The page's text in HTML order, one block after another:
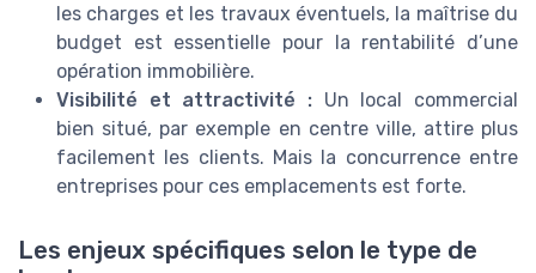
les charges et les travaux éventuels, la maîtrise du
budget est essentielle pour la rentabilité d’une
opération immobilière.
Visibilité et attractivité : Un local commercial
bien situé, par exemple en centre ville, attire plus
facilement les clients. Mais la concurrence entre
entreprises pour ces emplacements est forte.
Les enjeux spécifiques selon le type de